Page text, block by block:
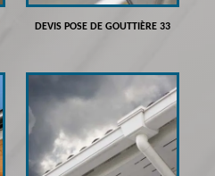
DEVIS POSE DE GOUTTIÈRE 33